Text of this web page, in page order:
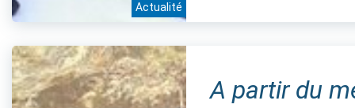
Actualité
A partir du